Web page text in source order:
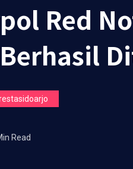
Red
Read